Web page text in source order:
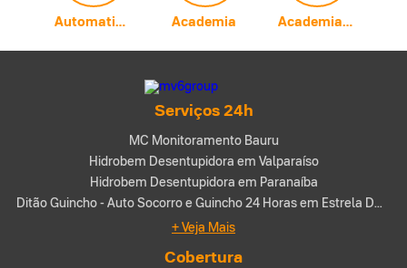
Automatização Comercial Academia Academia de Artes Marciais
Serviços 24h
MC Monitoramento Bauru
Hidrobem Desentupidora em Valparaíso
Hidrobem Desentupidora em Paranaíba
Ditão Guincho - Auto Socorro e Guincho 24 Horas em Estrela DOeste-SP
+ Veja Mais
Cobertura